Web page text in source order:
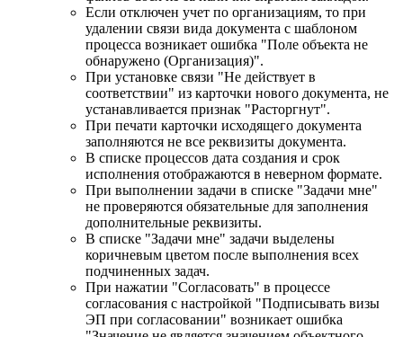
Если отключен учет по организациям, то при
удалении связи вида документа с шаблоном
процесса возникает ошибка "Поле объекта не
обнаружено (Организация)".
При установке связи "Не действует в
соответствии" из карточки нового документа, не
устанавливается признак "Расторгнут".
При печати карточки исходящего документа
заполняются не все реквизиты документа.
В списке процессов дата создания и срок
исполнения отображаются в неверном формате.
При выполнении задачи в списке "Задачи мне"
не проверяются обязательные для заполнения
дополнительные реквизиты.
В списке "Задачи мне" задачи выделены
коричневым цветом после выполнения всех
подчиненных задач.
При нажатии "Согласовать" в процессе
согласования с настройкой "Подписывать визы
ЭП при согласовании" возникает ошибка